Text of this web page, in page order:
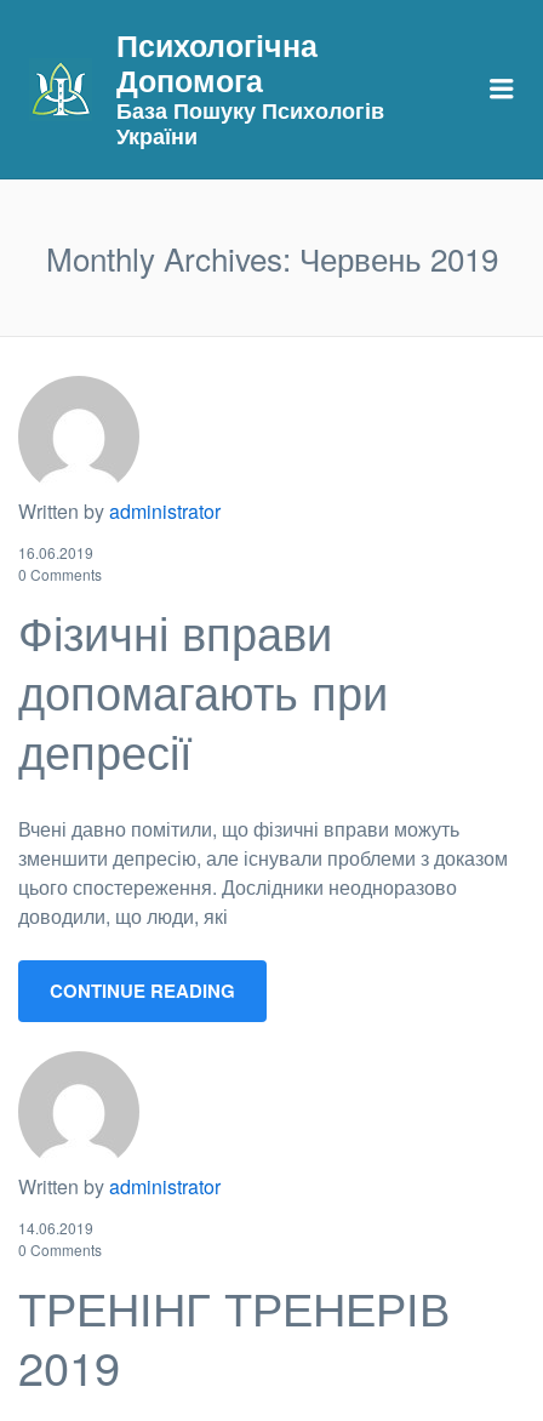
Психологічна
Допомога
База Пошуку Психологів
України
Monthly Archives: Червень 2019
Written byadministrator
16.06.2019
0 Comments
Фізичні вправи
допомагають при
депресії
Вчені давно помітили, що фізичні вправи можуть
зменшити депресію, але існували проблеми з доказом
цього спостереження. Дослідники неодноразово
доводили, що люди, які
CONTINUE READING
Written byadministrator
14.06.2019
0 Comments
ТРЕНІНГ ТРЕНЕРІВ
2019